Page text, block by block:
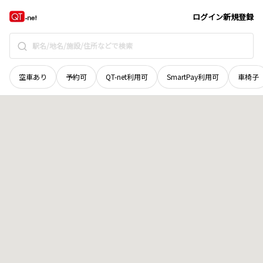
ログイン新規登録
空車あり 予約可 QT-net利用可 SmartPay利用可 車椅子
奈良県